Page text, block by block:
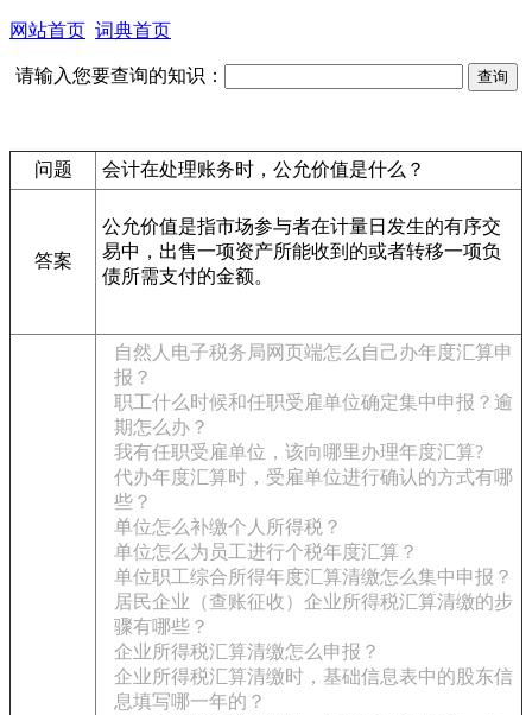
网站首页 词典首页
请输入您要查询的知识：
问题 会计在处理账务时，公允价值是什么？
答案
公允价值是指市场参与者在计量日发生的有序交
易中，出售一项资产所能收到的或者转移一项负
债所需支付的金额。
自然人电子税务局网页端怎么自己办年度汇算申
报？
职工什么时候和任职受雇单位确定集中申报？逾
期怎么办？
我有任职受雇单位，该向哪里办理年度汇算?
代办年度汇算时，受雇单位进行确认的方式有哪
些？
单位怎么补缴个人所得税？
单位怎么为员工进行个税年度汇算？
单位职工综合所得年度汇算清缴怎么集中申报？
居民企业（查账征收）企业所得税汇算清缴的步
骤有哪些？
企业所得税汇算清缴怎么申报？
企业所得税汇算清缴时，基础信息表中的股东信
息填写哪一年的？